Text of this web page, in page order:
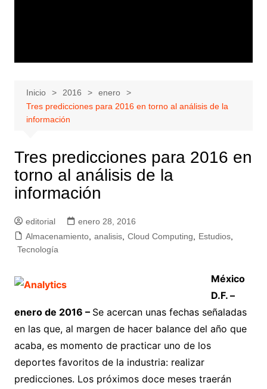
Inicio 2016
enero
Tres predicciones para 2016 en torno al análisis de la
información
Tres predicciones para 2016 en
torno al análisis de la
información
editorial
enero 28, 2016
Almacenamiento, analisis, Cloud Computing Estudios,
Tecnología
México
D.F. –
enero de 2016 – Se acercan unas fechas señaladas
en las que, al margen de hacer balance del año que
acaba, es momento de practicar uno de los
deportes favoritos de la industria: realizar
predicciones. Los próximos doce meses traerán